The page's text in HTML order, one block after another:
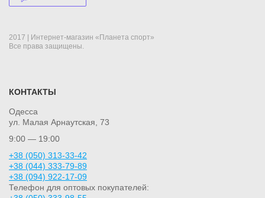
2017 | Интернет-магазин «Планета спорт»
Все права защищены.
КОНТАКТЫ
Одесса
ул. Малая Арнаутская, 73
9:00 — 19:00
+38 (050) 313-33-42
+38 (044) 333-79-89
+38 (094) 922-17-09
Телефон для оптовых покупателей: